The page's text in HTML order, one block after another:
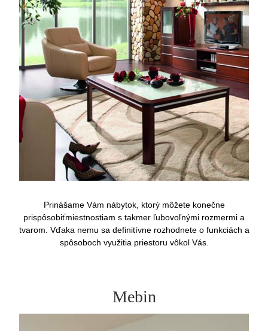
Prinášame Vám nábytok, ktorý môžete konečne
prispôsobiťmiestnostiam s takmer ľubovoľnými rozmermi a
tvarom. Vďaka nemu sa definitívne rozhodnete o funkciách a
spôsoboch využitia priestoru vôkol Vás.
Mebin